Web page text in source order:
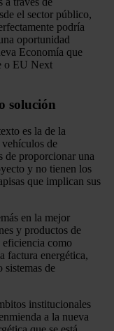
el sector público,
podría
oportunidad
Economía que
o EU Next
solución
es la de la
de
de proporcionar una
y no tienen los
que implican sus
en la mejor
y productos de
como
factura energética,
sistemas de
institucionales
a la nueva